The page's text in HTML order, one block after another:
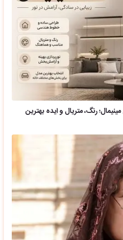
رنگ، متریال و ایده بهترین